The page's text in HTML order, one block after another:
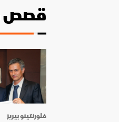
قصص
فلورنتينو بيريز